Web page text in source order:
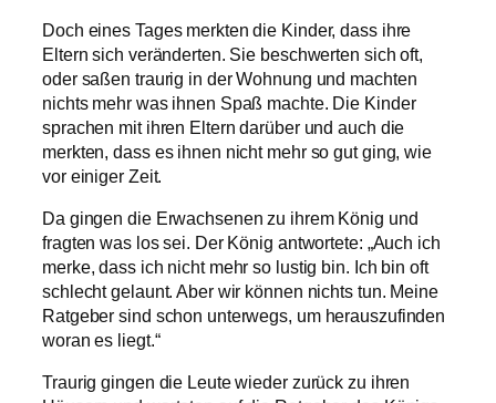
Doch eines Tages merkten die Kinder, dass ihre
Eltern sich veränderten. Sie beschwerten sich oft,
oder saßen traurig in der Wohnung und machten
nichts mehr was ihnen Spaß machte. Die Kinder
sprachen mit ihren Eltern darüber und auch die
merkten, dass es ihnen nicht mehr so gut ging, wie
vor einiger Zeit.
Da gingen die Erwachsenen zu ihrem König und
fragten was los sei. Der König antwortete: „Auch ich
merke, dass ich nicht mehr so lustig bin. Ich bin oft
schlecht gelaunt. Aber wir können nichts tun. Meine
Ratgeber sind schon unterwegs, um herauszufinden
woran es liegt.“
Traurig gingen die Leute wieder zurück zu ihren